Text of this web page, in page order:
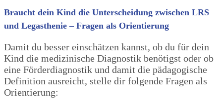
Braucht dein Kind die Unterscheidung zwischen LRS
und Legasthenie – Fragen als Orientierung
Damit du besser einschätzen kannst, ob du für dein
Kind die medizinische Diagnostik benötigst oder ob
eine Förderdiagnostik und damit die pädagogische
Definition ausreicht, stelle dir folgende Fragen als
Orientierung: